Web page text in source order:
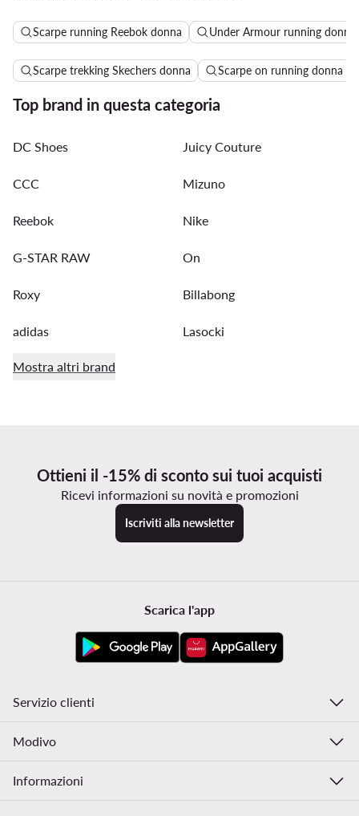
Scarpe running Reebok donna Under Armour running donna
Scarpe trekking Skechers donna Scarpe on running donna
Top brand in questa categoria
DC Shoes Juicy Couture
CCC Mizuno
Reebok Nike
G-STAR RAW On
Roxy Billabong
adidas Lasocki
Mostra altri brand
Ottieni il -15% di sconto sui tuoi acquisti
Ricevi informazioni su novità e promozioni
Iscriviti alla newsletter
Scarica l'app
Servizio clienti
Modivo
Informazioni